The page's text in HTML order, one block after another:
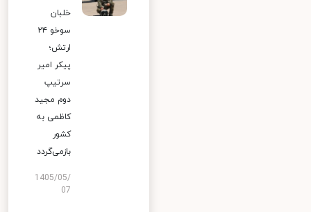
خلبان
سوخو ۲۴
ارتش؛
پیکر امیر
سرتیپ
دوم مجید
کاظمی به
کشور
بازمی‌گردد
1405/05/
07